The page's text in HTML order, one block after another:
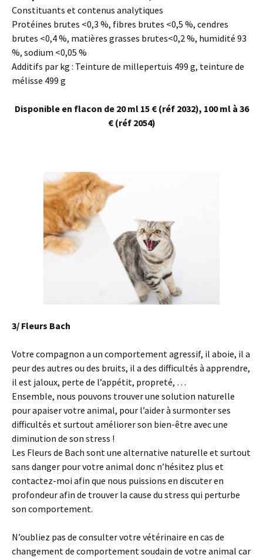
Constituants et contenus analytiques
Protéines brutes <0,3 %, fibres brutes <0,5 %, cendres
brutes <0,4 %, matières grasses brutes<0,2 %, humidité 93
%, sodium <0,05 %
Additifs par kg : Teinture de millepertuis 499 g, teinture de
mélisse 499 g
Disponible en flacon de 20 ml 15 € (réf 2032), 100 ml à 36
€ (réf 2054)
3/ Fleurs Bach
Votre compagnon a un comportement agressif, il aboie, il a
peur des autres ou des bruits, il a des difficultés à apprendre,
il est jaloux, perte de l’appétit, propreté, …
Ensemble, nous pouvons trouver une solution naturelle
pour apaiser votre animal, pour l’aider à surmonter ses
difficultés et surtout améliorer son bien-être avec une
diminution de son stress !
Les Fleurs de Bach sont une alternative naturelle et surtout
sans danger pour votre animal donc n’hésitez plus et
contactez-moi afin que nous puissions en discuter en
profondeur afin de trouver la cause du stress qui perturbe
son comportement.
N’oubliez pas de consulter votre vétérinaire en cas de
changement de comportement soudain de votre animal car